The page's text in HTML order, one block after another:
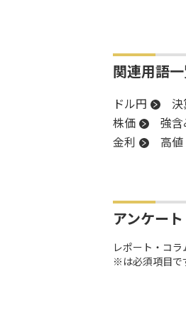
関連用語
ドル円 決
株価
強含
金利
高値
アンケート
レポート・コ
※は必須項目で